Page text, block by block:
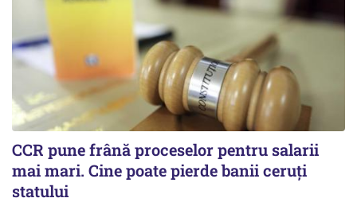
CCR pune frână proceselor pentru salarii
mai mari. Cine poate pierde banii ceruți
statului